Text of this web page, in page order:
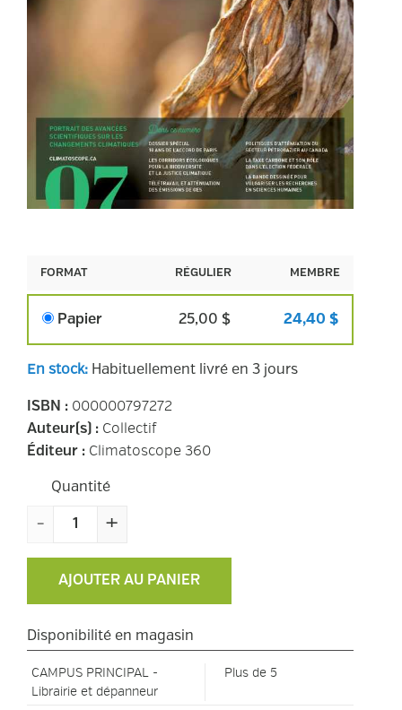
FORMAT RÉGULIER MEMBRE
Papier 25,00 $ 24,40 $
En stock: Habituellement livré en 3 jours
ISBN : 000000797272
Auteur(s) : Collectif
Éditeur : Climatoscope 360
Quantité
- +
AJOUTER AU PANIER
Disponibilité en magasin
CAMPUS PRINCIPAL -
Librairie et dépanneur
Plus de 5